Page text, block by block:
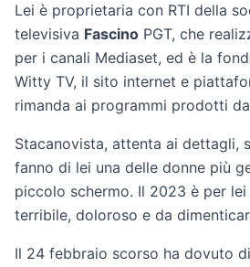
Lei è proprietaria con RTI della
televisiva Fascino PGT, che
per i canali Mediaset, ed è la
Witty TV, il sito internet e
rimanda ai programmi prodotti
Stacanovista, attenta ai dettagli,
fanno di lei una delle donne più
piccolo schermo. Il 2023 è per
terribile, doloroso e da
Il 24 febbraio scorso ha dovuto